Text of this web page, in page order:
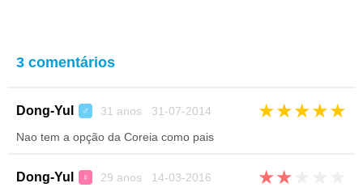
3 comentários
Dong-Yul ♂ 31 anos 31-07-2014 ★★★★★
Nao tem a opção da Coreia como pais
Dong-Yul ♀ 29 anos 14-03-2016 ★★